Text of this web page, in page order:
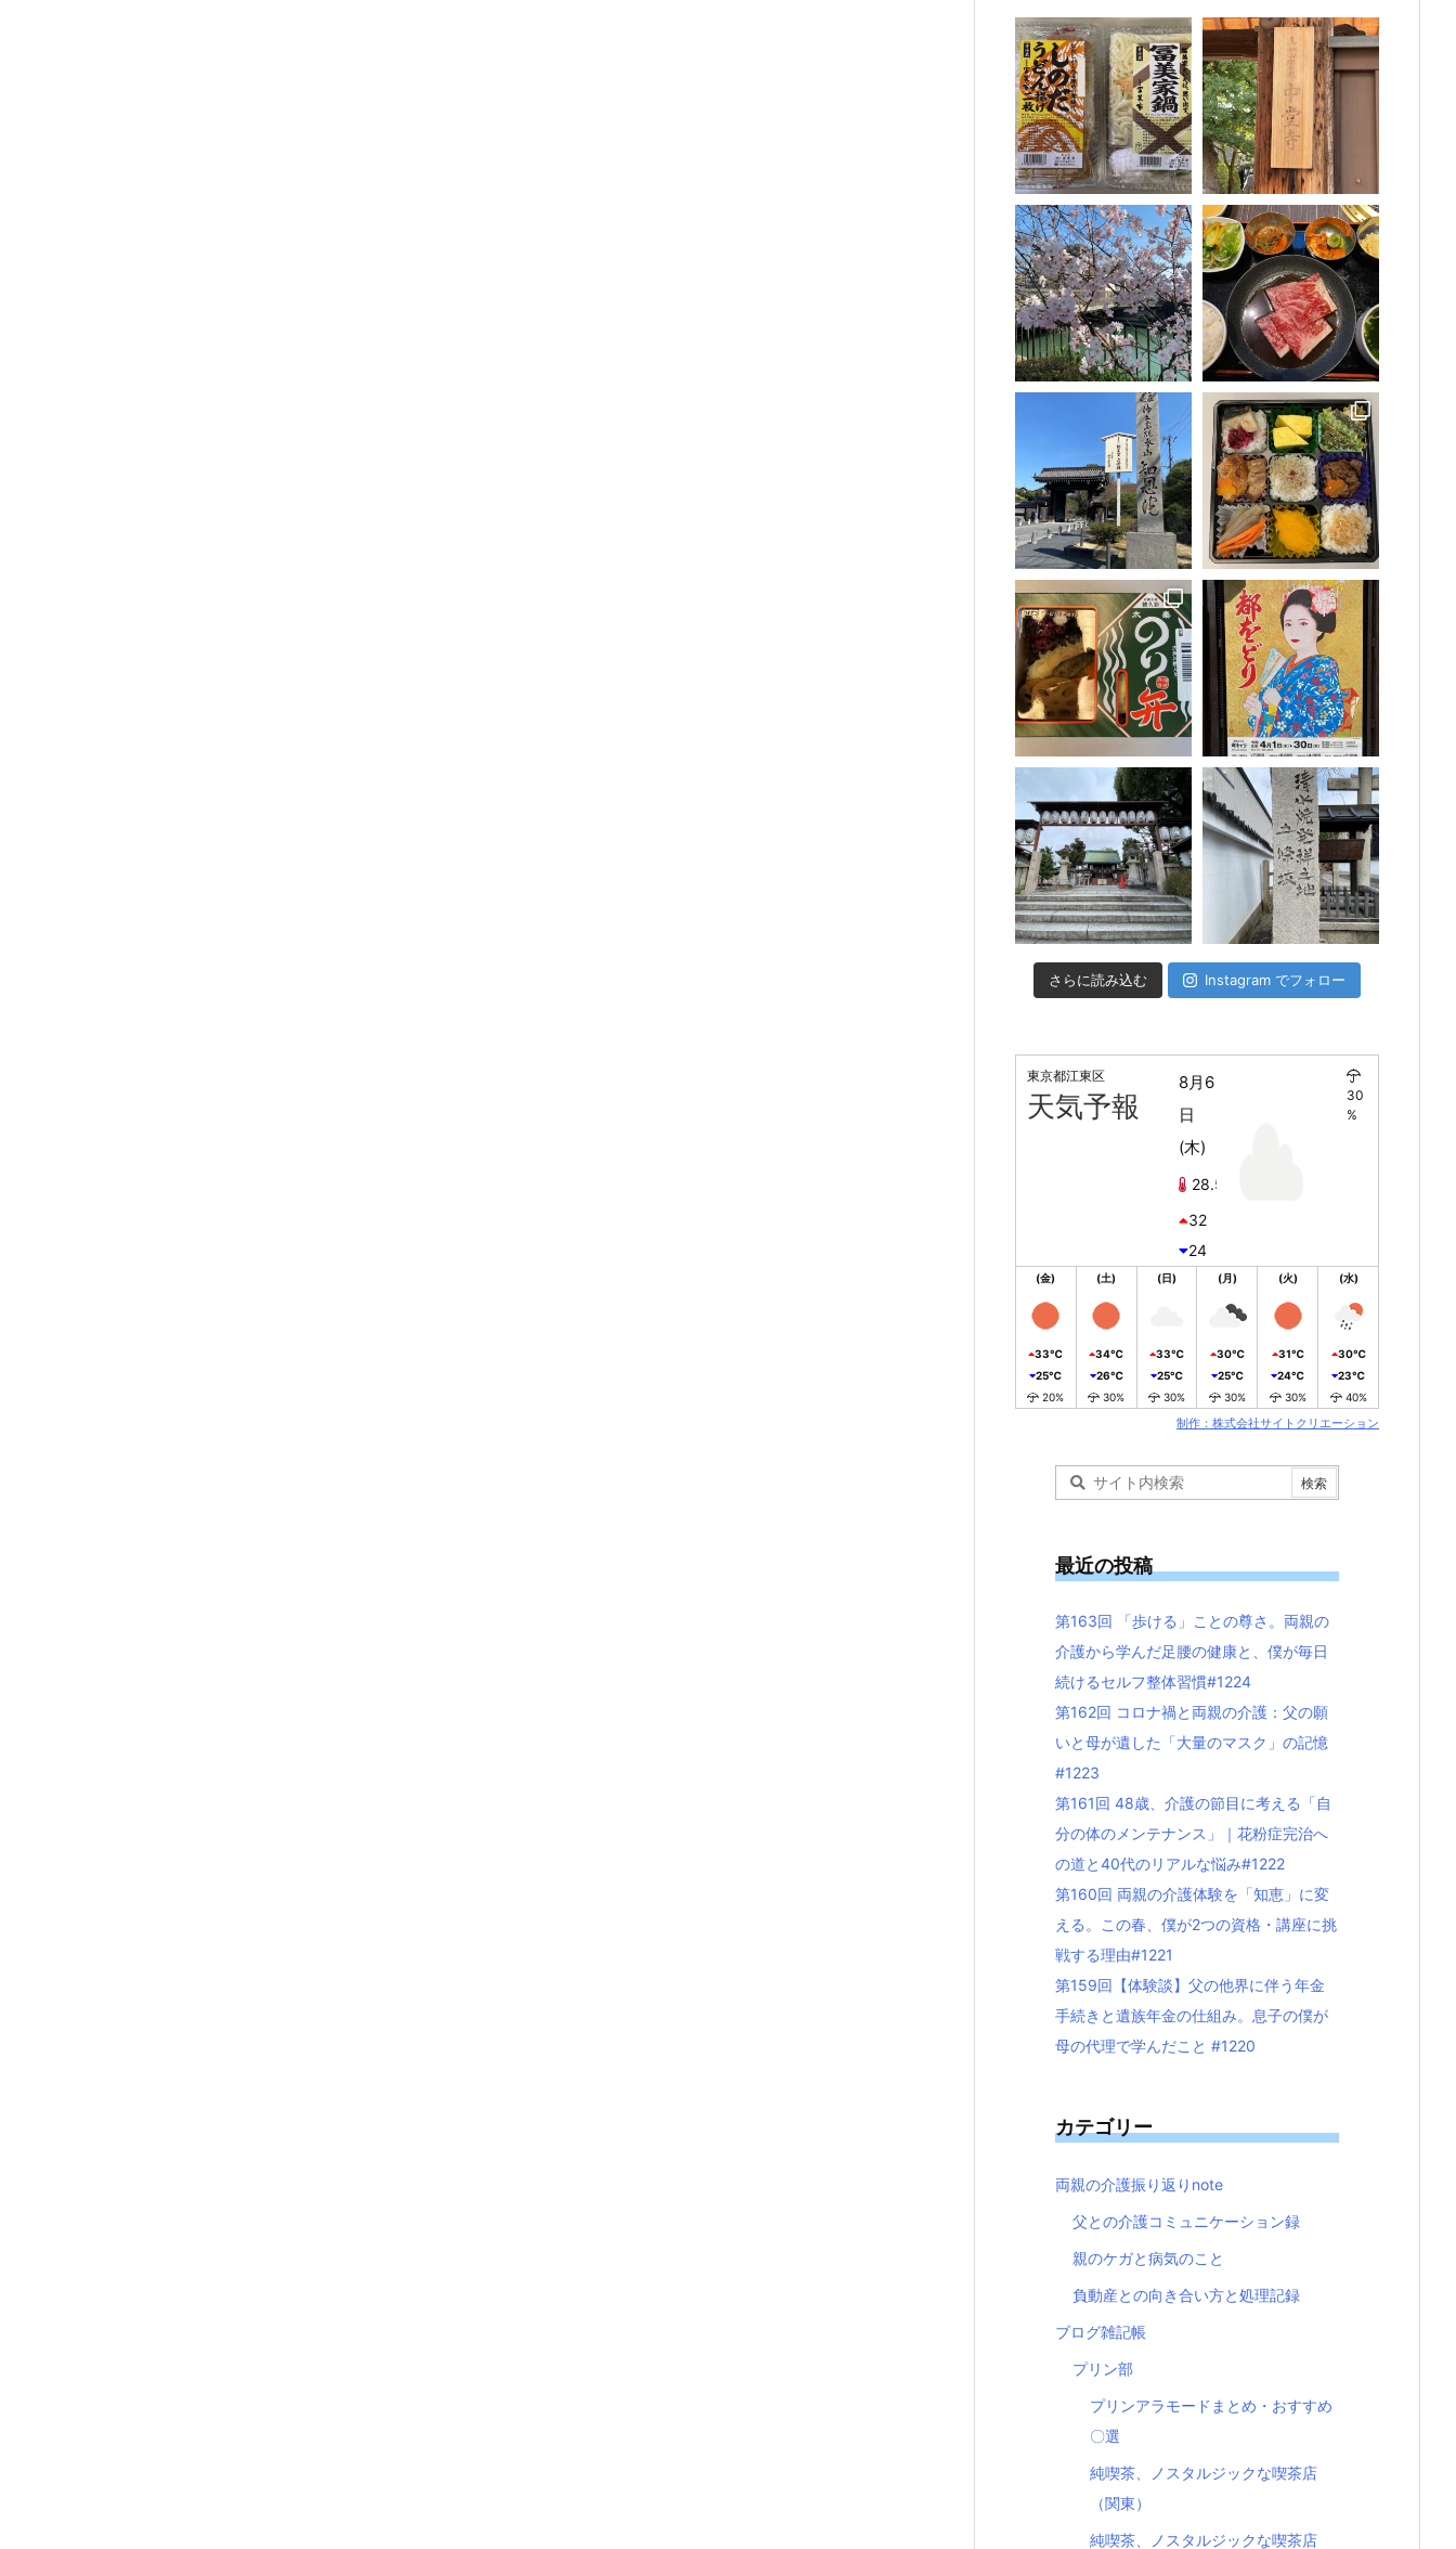
さらに読み込む Instagram でフォロー
東京都江東区
天気予報
8月6
日
(木)
28.5℃
32
24
30
%
(金)
33℃
25℃
20%
(土)
34℃
26℃
30%
(日)
33℃
25℃
30%
(月)
30℃
25℃
30%
(火)
31℃
24℃
30%
(水)
30℃
23℃
40%
制作：株式会社サイトクリエーション
最近の投稿
第163回 「歩ける」ことの尊さ。両親の
介護から学んだ足腰の健康と、僕が毎日
続けるセルフ整体習慣#1224
第162回 コロナ禍と両親の介護：父の願
いと母が遺した「大量のマスク」の記憶
#1223
第161回 48歳、介護の節目に考える「自
分の体のメンテナンス」｜花粉症完治へ
の道と40代のリアルな悩み#1222
第160回 両親の介護体験を「知恵」に変
える。この春、僕が2つの資格・講座に挑
戦する理由#1221
第159回【体験談】父の他界に伴う年金
手続きと遺族年金の仕組み。息子の僕が
母の代理で学んだこと #1220
カテゴリー
両親の介護振り返りnote
父との介護コミュニケーション録
親のケガと病気のこと
負動産との向き合い方と処理記録
ブログ雑記帳
プリン部
プリンアラモードまとめ・おすすめ
〇選
純喫茶、ノスタルジックな喫茶店
（関東）
純喫茶、ノスタルジックな喫茶店